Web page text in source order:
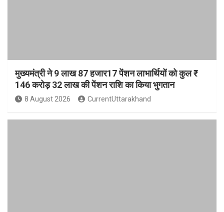
मुख्यमंत्री ने 9 लाख 87 हजार17 पेंशन लाभार्थियों को कुल ₹
146 करोड़ 32 लाख की पेंशन राशि का किया भुगतान
8 August 2026 CurrentUttarakhand